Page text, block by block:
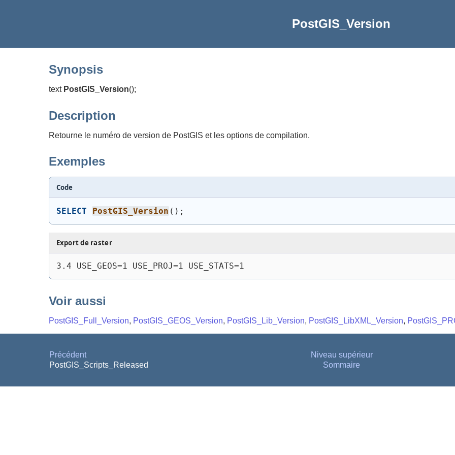
PostGIS_Version
Synopsis
text PostGIS_Version();
Description
Retourne le numéro de version de PostGIS et les options de compilation.
Exemples
Code
SELECT PostGIS_Version ( ) ;
Export de raster
3.4 USE_GEOS=1 USE_PROJ=1 USE_STATS=1
Voir aussi
PostGIS_Full_Version, PostGIS_GEOS_Version, PostGIS_Lib_Version, PostGIS_LibXML_Version,
Précédent
Niveau supérieur
PostGIS_Scripts_Released
Sommaire